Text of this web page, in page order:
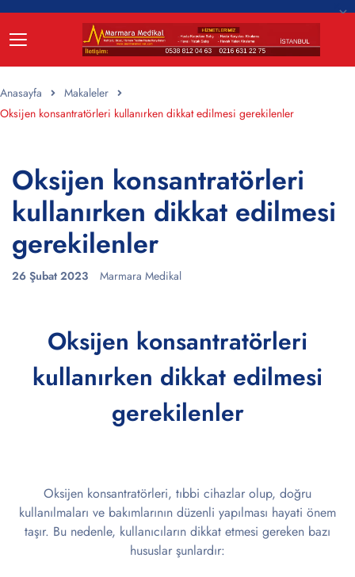
Anasayfa
Makaleler
Oksijen konsantratörleri kullanırken dikkat edilmesi gerekilenler
Oksijen konsantratörleri
kullanırken dikkat edilmesi
gerekilenler
26 Şubat 2023 Marmara Medikal
Oksijen konsantratörleri
kullanırken dikkat edilmesi
gerekilenler
Oksijen konsantratörleri, tıbbi cihazlar olup, doğru
kullanılmaları ve bakımlarının düzenli yapılması hayati önem
taşır. Bu nedenle, kullanıcıların dikkat etmesi gereken bazı
hususlar şunlardır: